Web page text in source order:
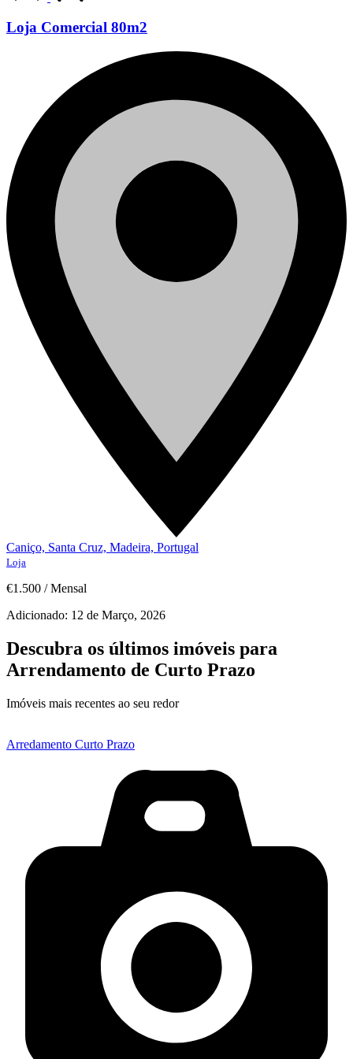
Loja Comercial 80m2
Caniço, Santa Cruz, Madeira, Portugal
Loja
€1.500 / Mensal
Adicionado: 12 de Março, 2026
Descubra os últimos imóveis para
Arrendamento de Curto Prazo
Imóveis mais recentes ao seu redor
Arredamento Curto Prazo